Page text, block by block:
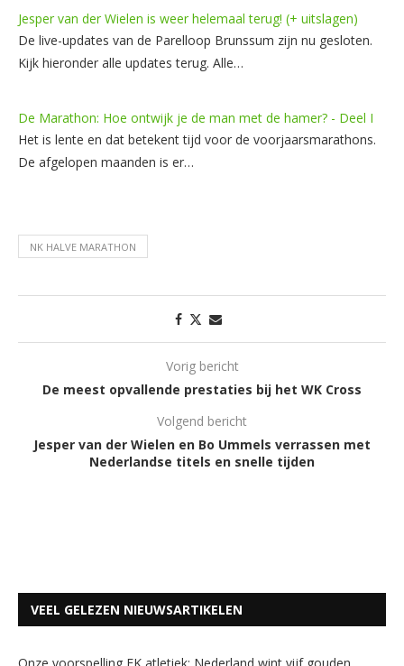
Jesper van der Wielen is weer helemaal terug! (+ uitslagen)
De live-updates van de Parelloop Brunssum zijn nu gesloten.
Kijk hieronder alle updates terug. Alle…
De Marathon: Hoe ontwijk je de man met de hamer? - Deel I
Het is lente en dat betekent tijd voor de voorjaarsmarathons.
De afgelopen maanden is er…
NK HALVE MARATHON
Vorig bericht
De meest opvallende prestaties bij het WK Cross
Volgend bericht
Jesper van der Wielen en Bo Ummels verrassen met
Nederlandse titels en snelle tijden
VEEL GELEZEN NIEUWSARTIKELEN